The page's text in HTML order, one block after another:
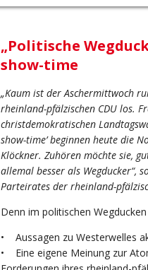
„Politische
show-time
„Kaum ist der Aschermittwoch
rheinland-pfälzischen CDU los.
christdemokratischen
show-time’ beginnen heute die
Klöckner. Zuhören möchte sie,
allemal besser als Wegducker“,
Parteirates der rheinland-
Denn im politischen
• Aussagen zu Westerwelles
• Eine eigene Meinung zur